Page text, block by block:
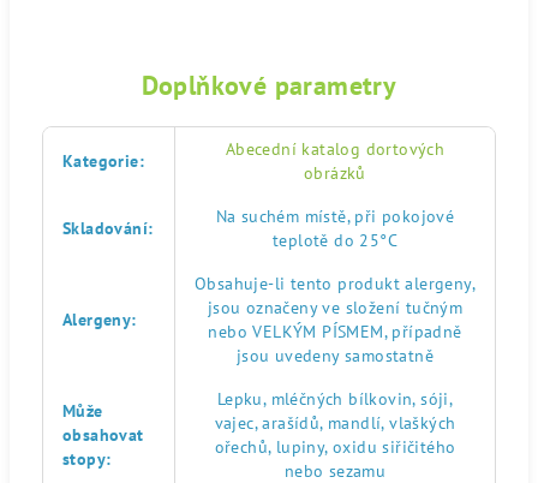
Doplňkové parametry
Kategorie:
Abecední katalog dortových
obrázků
Skladování:
Na suchém místě, při pokojové
teplotě do 25°C
Alergeny:
Obsahuje-li tento produkt alergeny,
jsou označeny ve složení tučným
nebo VELKÝM PÍSMEM, případně
jsou uvedeny samostatně
Může
obsahovat
stopy:
Lepku, mléčných bílkovin, sóji,
vajec, arašídů, mandlí, vlaškých
ořechů, lupiny, oxidu siřičitého
nebo sezamu